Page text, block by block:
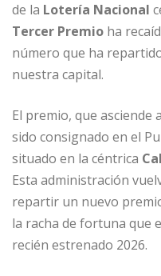
de la Lotería Nacional
Tercer Premio ha
número que ha
nuestra capital.
El premio, que asciende a
sido consignado en el
situado en la céntrica
Esta administración
repartir un nuevo
la racha de fortuna que
recién estrenado 2026.